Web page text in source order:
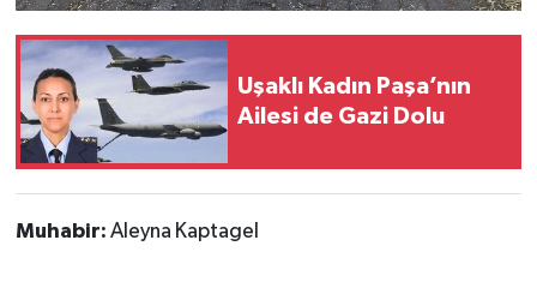
Uşaklı Kadın Paşa’nın
Ailesi de Gazi Dolu
Muhabir: Aleyna Kaptagel